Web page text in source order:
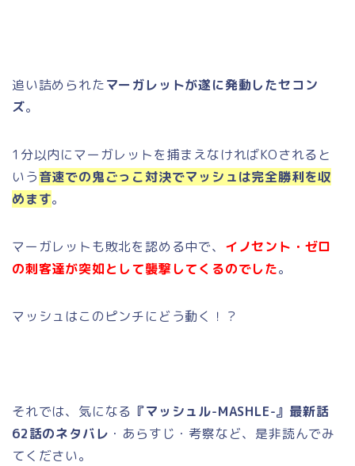
追い詰められたマーガレットが遂に発動したセコン
ズ。
1分以内にマーガレットを捕まえなければKOされると
いう音速での鬼ごっこ対決でマッシュは完全勝利を収
めます。
マーガレットも敗北を認める中で、 イノセント・ゼロ
の刺客達が突如として襲撃してくるのでした。
マッシュはこのピンチにどう動く！？
それでは、気になる 『マッシュル-MASHLE-』最新話
62話のネタバレ ・あらすじ・考察など、是非読んでみ
てください。